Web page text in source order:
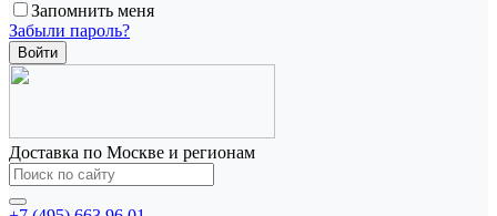
Запомнить меня
Забыли пароль?
Доставка по Москве и регионам